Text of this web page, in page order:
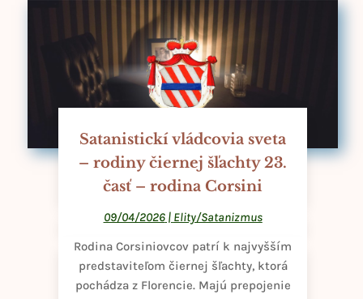
Satanistickí vládcovia sveta
– rodiny čiernej šľachty 23.
časť – rodina Corsini
09/04/2026| Elity/Satanizmus
Rodina Corsiniovcov patrí k najvyšším
predstaviteľom čiernej šľachty, ktorá
pochádza z Florencie. Majú prepojenie